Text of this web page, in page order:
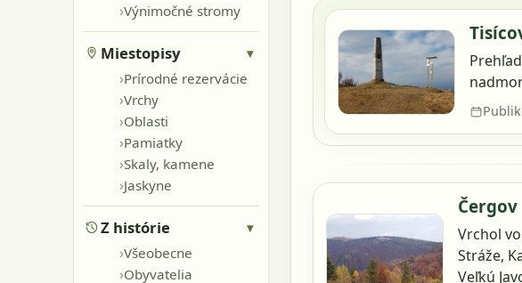
›Výnimočné stromy
Miestopisy ▾
›Prírodné rezervácie
›Vrchy
›Oblasti
›Pamiatky
›Skaly, kamene
›Jaskyne
Z histórie ▾
›Všeobecne
›Obyvatelia
Čergov
Vrchol
Stráže,
Veľkú